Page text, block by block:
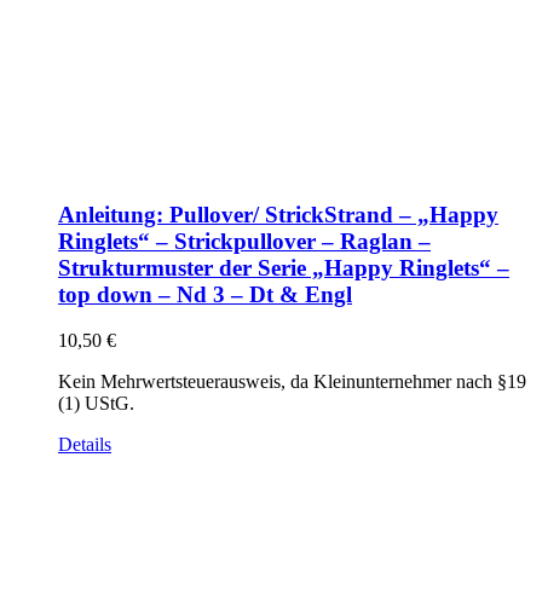
Anleitung: Pullover/ StrickStrand – „Happy
Ringlets“ – Strickpullover – Raglan –
Strukturmuster der Serie „Happy Ringlets“ –
top down – Nd 3 – Dt & Engl
10,50 €
Kein Mehrwertsteuerausweis, da Kleinunternehmer nach §19
(1) UStG.
Details